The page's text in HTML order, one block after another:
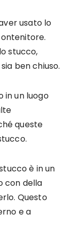
usato lo
stucco,
ben chiuso.
in un luogo
queste
è in un
con della
Questo
e a